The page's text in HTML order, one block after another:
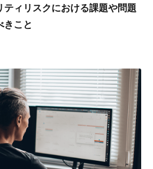
ィリスクにおける課題や問題
きこと